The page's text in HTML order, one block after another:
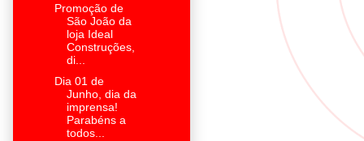
Promoção de
São João da
loja Ideal
Construções,
di...
Dia 01 de
Junho, dia da
imprensa!
Parabéns a
todos...